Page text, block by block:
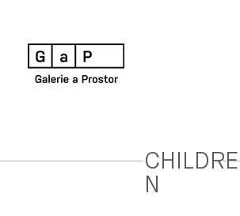
CHILDRE
N